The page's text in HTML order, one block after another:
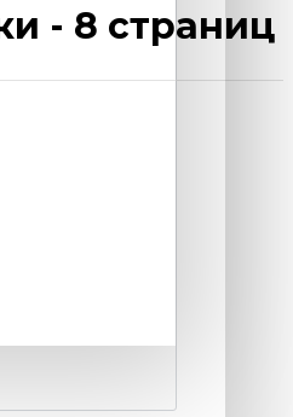
- 8 страниц